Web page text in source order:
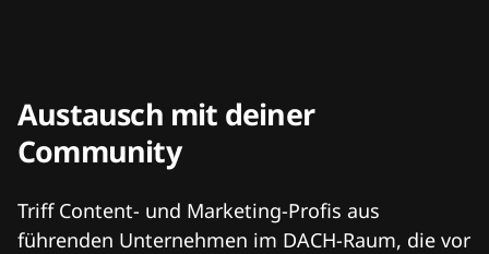
Austausch mit deiner
Community
Triff Content- und Marketing-Profis aus
führenden Unternehmen im DACH-Raum, die vor